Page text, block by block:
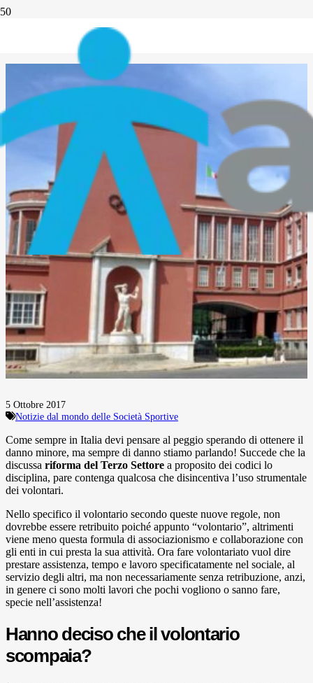
Niente soldi siam volontari!
5 Ottobre 2017
Notizie dal mondo delle Società Sportive
Come sempre in Italia devi pensare al peggio sperando di ottenere il
danno minore, ma sempre di danno stiamo parlando! Succede che la
discussa riforma del Terzo Settore a proposito dei codici lo
disciplina, pare contenga qualcosa che disincentiva l’uso strumentale
dei volontari.
Nello specifico il volontario secondo queste nuove regole, non
dovrebbe essere retribuito poiché appunto “volontario”, altrimenti
viene meno questa formula di associazionismo e collaborazione con
gli enti in cui presta la sua attività. Ora fare volontariato vuol dire
prestare assistenza, tempo e lavoro specificatamente nel sociale, al
servizio degli altri, ma non necessariamente senza retribuzione, anzi,
in genere ci sono molti lavori che pochi vogliono o sanno fare,
specie nell’assistenza!
Hanno deciso che il volontario
scompaia?